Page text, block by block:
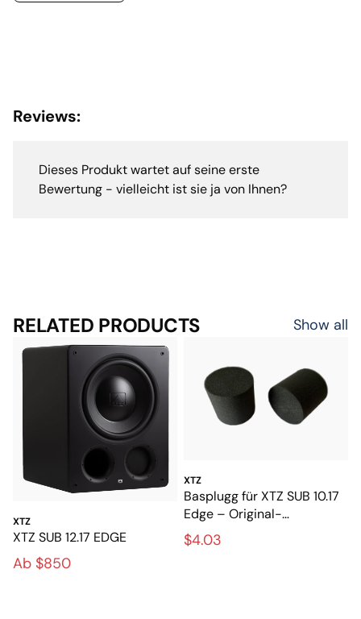
Reviews:
Dieses Produkt wartet auf seine erste
Bewertung - vielleicht ist sie ja von Ihnen?
RELATED PRODUCTS Show all
XTZ
XTZ SUB 12.17 EDGE
Ab $850
XTZ
Basplugg für XTZ SUB 10.17
Edge – Original-
Portstecker für den
Subwoofer
$4.03